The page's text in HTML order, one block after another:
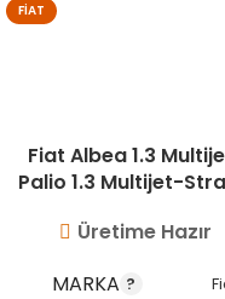
FIAT
Fiat Albea 1.3
Palio 1.3 Multijet-
Üretime Hazır
MARKA